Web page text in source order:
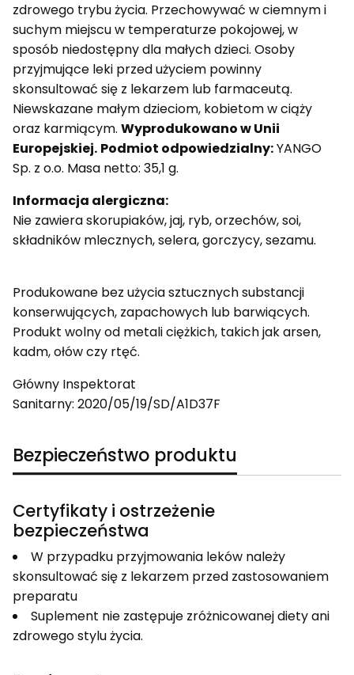
zdrowego trybu życia. Przechowywać w ciemnym i
suchym miejscu w temperaturze pokojowej, w
sposób niedostępny dla małych dzieci. Osoby
przyjmujące leki przed użyciem powinny
skonsultować się z lekarzem lub farmaceutą.
Niewskazane małym dzieciom, kobietom w ciąży
oraz karmiącym. Wyprodukowano w Unii
Europejskiej. Podmiot odpowiedzialny:YANGO
Sp. z o.o. Masa netto: 35,1 g.
Informacja alergiczna:
Nie zawiera skorupiaków, jaj, ryb, orzechów, soi,
składników mlecznych, selera, gorczycy, sezamu.
Produkowane bez użycia sztucznych substancji
konserwujących, zapachowych lub barwiących.
Produkt wolny od metali ciężkich, takich jak arsen,
kadm, ołów czy rtęć.
Główny Inspektorat
Sanitarny: 2020/05/19/SD/A1D37F
Bezpieczeństwo produktu
Certyfikaty i ostrzeżenie
bezpieczeństwa
W przypadku przyjmowania leków należy
skonsultować się z lekarzem przed zastosowaniem
preparatu
Suplement nie zastępuje zróżnicowanej diety ani
zdrowego stylu życia.